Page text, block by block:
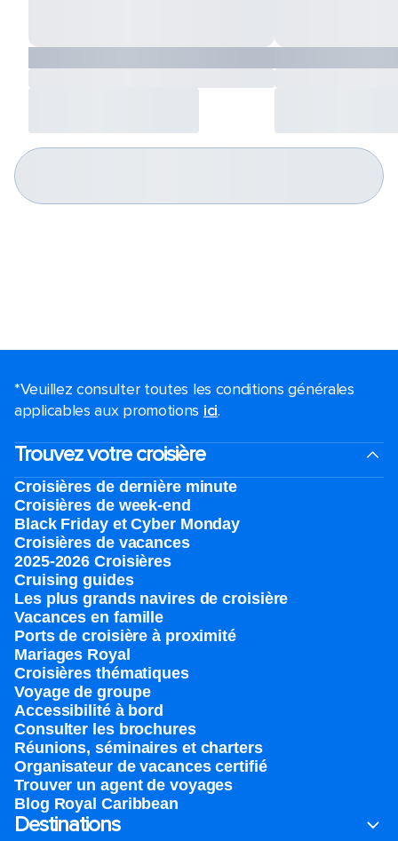
*Veuillez consulter toutes les conditions générales
applicables aux promotions ici.
Trouvez votre croisière
Croisières de dernière minute
Croisières de week-end
Black Friday et Cyber Monday
Croisières de vacances
2025-2026 Croisières
Cruising guides
Les plus grands navires de croisière
Vacances en famille
Ports de croisière à proximité
Mariages Royal
Croisières thématiques
Voyage de groupe​
Accessibilité à bord​
Consulter les brochures
Réunions, séminaires et charters
Organisateur de vacances certifié
Trouver un agent de voyages
Blog Royal Caribbean
Destinations